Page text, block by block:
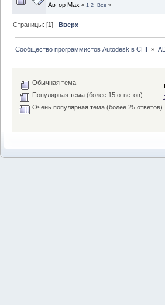
Автор Max « 1 2 Все »
Страницы: [1]Вверх
Сообщество программистов Autodesk в СНГ »
Обычная тема
Популярная тема (более 15 ответов)
Очень популярная тема (более 25 ответов)